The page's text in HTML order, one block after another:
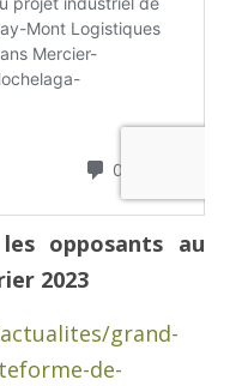
opposants au
2023
grand-
de-